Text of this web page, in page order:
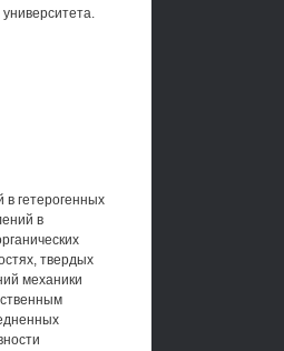
гетерогенных
в
твердых
механики